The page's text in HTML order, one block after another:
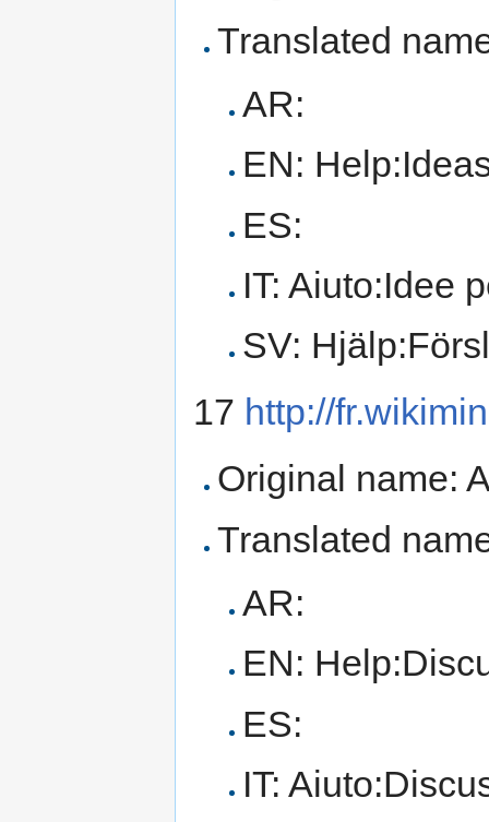
Translated
AR:
EN:
ES:
IT: Aiuto:Idee
SV:
17 http://
Original name:
Translated
AR:
EN:
ES:
IT: